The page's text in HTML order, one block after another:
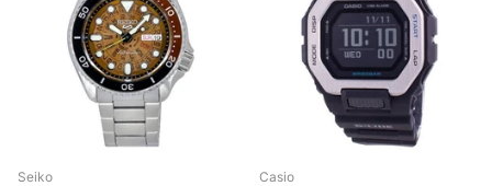
Seiko Casio